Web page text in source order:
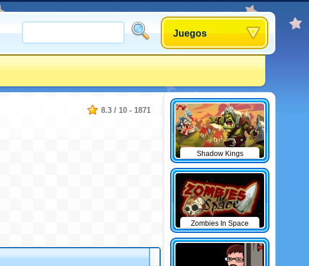
Juegos
8.3 / 10 - 1871
Shadow Kings
Zombies In Space